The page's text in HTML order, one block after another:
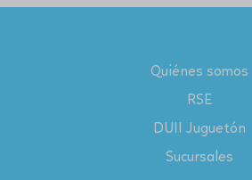
Quiénes somos
RSE
DUII Juguetón
Sucursales